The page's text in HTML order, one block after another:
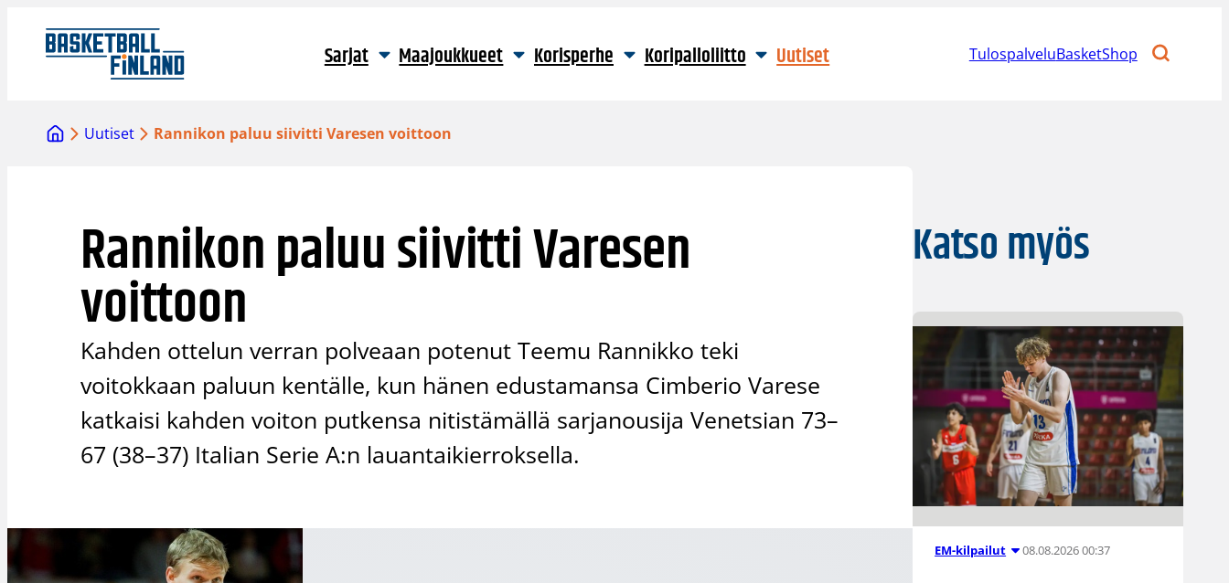
sisältöön
Sarjat Maajoukkueet Korisperhe Koripalloliitto Uutiset TulospalveluBasketShop
Uutiset Rannikon paluu siivitti Varesen voittoon
Rannikon paluu siivitti Varesen
voittoon
Kahden ottelun verran polveaan potenut Teemu Rannikko teki
voitokkaan paluun kentälle, kun hänen edustamansa Cimberio Varese
katkaisi kahden voiton putkensa nitistämällä sarjanousija Venetsian 73–
67 (38–37) Italian Serie A:n lauantaikierroksella.
Katso myös
EM-kilpailut 08.08.2026 00:37